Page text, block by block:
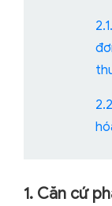
1. Căn cứ